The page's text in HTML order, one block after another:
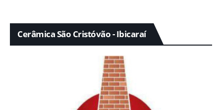
Cerâmica São Cristóvão - Ibicaraí